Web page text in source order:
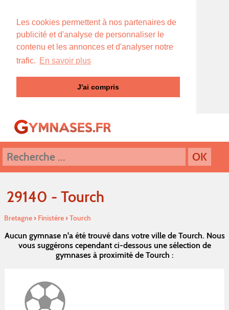
Les cookies permettent à nos partenaires de
publicité et d'analyse de personnaliser le
contenu et les annonces et d'analyser notre
trafic. En savoir plus
J'ai compris
29140 - Tourch
Bretagne› Finistére›Tourch
Aucun gymnase n'a été trouvé dans votre ville de Tourch. Nous
vous suggérons cependant ci-dessous une sélection de
gymnases à proximité de Tourch :